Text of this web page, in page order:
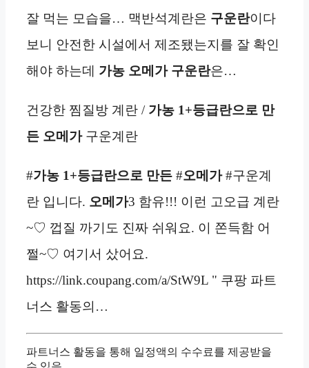
잘 먹는 모습을… 맥반석계란은 구운란이다
보니 안전한 시설에서 제조됐는지를 잘 확인
해야 하는데 가농 오메가 구운란은…
건강한 찜질방 계란 / 가농 1+등급란으로 만
든 오메가구운계란
#가농 1+등급란으로 만든 #오메가#구운계
란 입니다. 오메가3 함유!!! 이런 고오급 계란
~♡ 껍질 까기도 진짜 쉬워요. 이 쫀득함 어
쩔~♡ 여기서 샀어요.
https://link.coupang.com/a/StW9L " 쿠팡 파트
너스 활동의…
파트너스 활동을 통해 일정액의 수수료를 제공받을